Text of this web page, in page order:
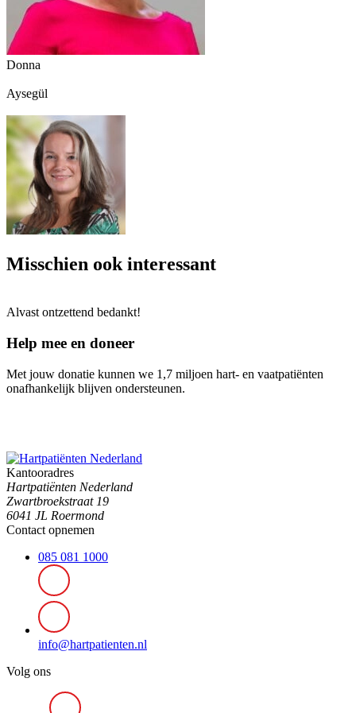
Donna
Aysegül
Misschien ook interessant
Alvast ontzettend bedankt!
Help mee en doneer
Met jouw donatie kunnen we 1,7 miljoen hart- en vaatpatiënten
onafhankelijk blijven ondersteunen.
Kantooradres
Hartpatiënten Nederland
Zwartbroekstraat 19
6041 JL Roermond
Contact opnemen
085 081 1000
info@hartpatienten.nl
Volg ons